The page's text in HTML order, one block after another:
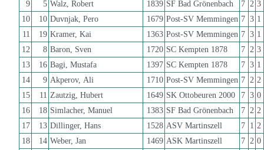
9
5 Walz, Robert 1839 SF Bad Grönenbach 7 2 3
10
10 Duvnjak, Pero 1679 Post-SV Memmingen 7 3 1
11
19 Kramer, Kai 1363 Post-SV Memmingen 7 3 1
12
8 Baron, Sven 1720 SC Kempten 1878 7 2 3
13
16 Bagi, Mustafa 1397 SC Kempten 1878 7 3 1
14
9 Akperov, Ali 1710 Post-SV Memmingen 7 2 2
15
11 Zautzig, Hubert 1649 SK Ottobeuren 2000 7 3 0
16
18 Simlacher, Manuel 1383 SF Bad Grönenbach 7 2 2
17
13 Dillinger, Hans 1528 ASV Martinszell 7 1 2
18
14 Weber, Jan 1469 ASK Martinszell 7 2 0